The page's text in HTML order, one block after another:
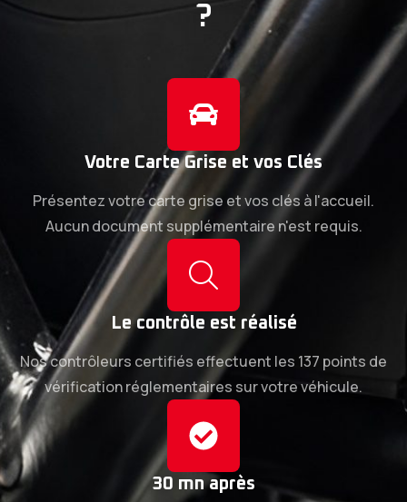
?
Votre Carte Grise et vos Clés
Présentez votre carte grise et vos clés à l'accueil.
Aucun document supplémentaire n'est requis.
Le contrôle est réalisé
Nos contrôleurs certifiés effectuent les 137 points de
vérification réglementaires sur votre véhicule.
30 mn après